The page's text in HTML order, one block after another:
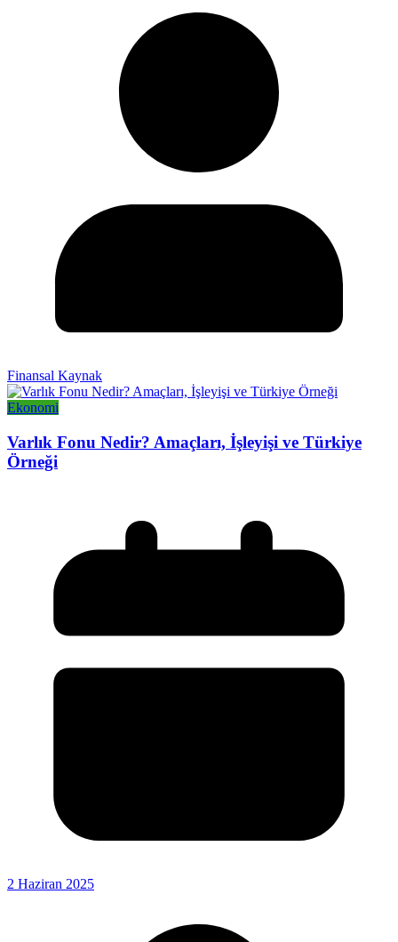
Finansal Kaynak
Ekonomi
Varlık Fonu Nedir? Amaçları, İşleyişi ve Türkiye
Örneği
2 Haziran 2025